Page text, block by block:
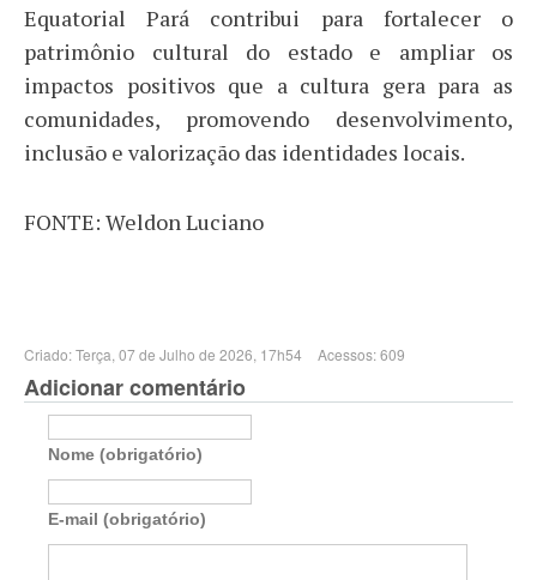
Equatorial Pará contribui para fortalecer o
patrimônio cultural do estado e ampliar os
impactos positivos que a cultura gera para as
comunidades, promovendo desenvolvimento,
inclusão e valorização das identidades locais.
FONTE: Weldon Luciano
Criado: Terça, 07 de Julho de 2026, 17h54 Acessos: 609
Adicionar comentário
Nome (obrigatório)
E-mail (obrigatório)